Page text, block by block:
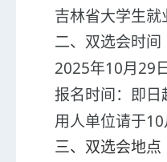
吉林省大学生就
二、双选会时间
2025年10月 29 日
报名时间：即日
用人单位请于10
三、双选会地点